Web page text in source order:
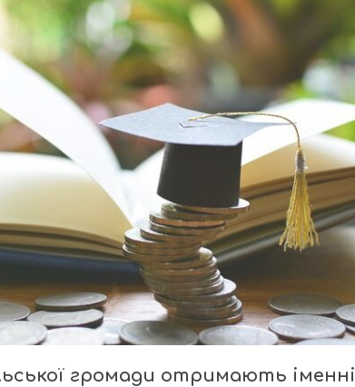
громади отримають іменні